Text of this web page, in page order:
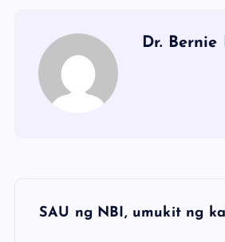
Dr. Bernie
SAU ng NBI, umukit ng